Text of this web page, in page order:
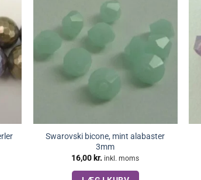
Swarovski bicone, mint alabaster
3mm
16,00 kr. inkl. moms